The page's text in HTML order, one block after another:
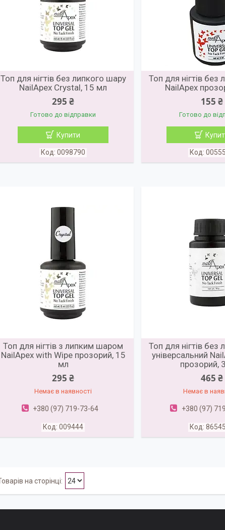
Топ для нігтів без липкого шару
NailApex Crystal, 15 мл
295 ₴
Готово до відправки
Купити
0098790
Топ для нігтів без
NailApex
155 ₴
Готово до
Топ для нігтів з липким шаром
NailApex with Wipe прозорий, 15
мл
295 ₴
Немає в наявності
+380 (97) 719-73-64
009444
Топ для нігтів без
універсальний
прозорий,
465 ₴
Немає в
+380 (97)